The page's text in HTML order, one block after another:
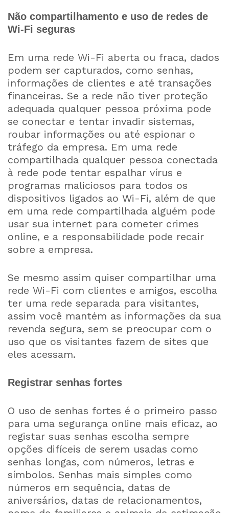
Não compartilhamento e uso de redes de
Wi-Fi seguras
Em uma rede Wi-Fi aberta ou fraca, dados
podem ser capturados, como senhas,
informações de clientes e até transações
financeiras. Se a rede não tiver proteção
adequada qualquer pessoa próxima pode
se conectar e tentar invadir sistemas,
roubar informações ou até espionar o
tráfego da empresa. Em uma rede
compartilhada qualquer pessoa conectada
à rede pode tentar espalhar vírus e
programas maliciosos para todos os
dispositivos ligados ao Wi-Fi, além de que
em uma rede compartilhada alguém pode
usar sua internet para cometer crimes
online, e a responsabilidade pode recair
sobre a empresa.
Se mesmo assim quiser compartilhar uma
rede Wi-Fi com clientes e amigos, escolha
ter uma rede separada para visitantes,
assim você mantém as informações da sua
revenda segura, sem se preocupar com o
uso que os visitantes fazem de sites que
eles acessam.
Registrar senhas fortes
O uso de senhas fortes é o primeiro passo
para uma segurança online mais eficaz, ao
registar suas senhas escolha sempre
opções difíceis de serem usadas como
senhas longas, com números, letras e
símbolos. Senhas mais simples como
números em sequência, datas de
aniversários, datas de relacionamentos,